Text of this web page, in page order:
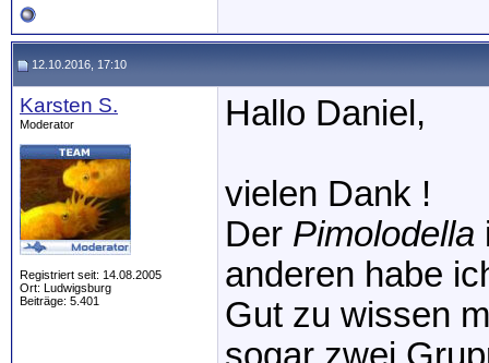
12.10.2016, 17:10
Karsten S.
Moderator
Registriert seit: 14.08.2005
Ort: Ludwigsburg
Beiträge: 5.401
Hallo Daniel,
vielen Dank !
Der Pimolodella
anderen habe
Gut zu wissen